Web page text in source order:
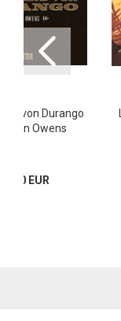
von Durango
Owens
EUR